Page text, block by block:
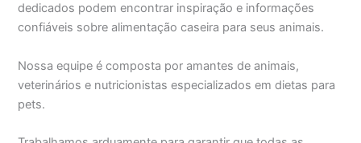
dedicados podem encontrar inspiração e informações
confiáveis sobre alimentação caseira para seus animais.
Nossa equipe é composta por amantes de animais,
veterinários e nutricionistas especializados em dietas para
pets.